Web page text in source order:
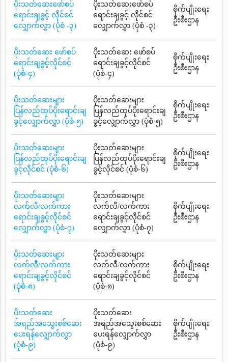
ပိုးသတ်ဆေးဖော်စပ်
ရောင်းချခွင့် လိုင်စင်
လျှောက်လွှာ (ပုံစံ -၃)
ပိုးသတ်ဆေးဖော်စပ်
ရောင်းချခွင့် လိုင်စင်
လျှောက်လွှာ (ပုံစံ -၃)
စိုက်ပျိုးရေး
ဦးစီးဌာန
ပိုးသတ်ဆေး ဖော်စပ်
ရောင်းချခွင့်လိုင်စင်
(ပုံစံ-၄)
ပိုးသတ်ဆေး ဖော်စပ်
ရောင်းချခွင့်လိုင်စင်
(ပုံစံ-၄)
စိုက်ပျိုးရေး
ဦးစီးဌာန
ပိုးသတ်ဆေးများ
ပြန်လည်ထုပ်ပိုးရောင်းချ
ခွင့်လျှောက်လွှာ (ပုံစံ-၅)
ပိုးသတ်ဆေးများ
ပြန်လည်ထုပ်ပိုးရောင်းချ
ခွင့်လျှောက်လွှာ (ပုံစံ-၅)
စိုက်ပျိုးရေး
ဦးစီးဌာန
ပိုးသတ်ဆေးများ
ပြန်လည်ထုပ်ပိုးရောင်းချ
ခွင့်လိုင်စင် (ပုံစံ-၆)
ပိုးသတ်ဆေးများ
ပြန်လည်ထုပ်ပိုးရောင်းချ
ခွင့်လိုင်စင် (ပုံစံ-၆)
စိုက်ပျိုးရေး
ဦးစီးဌာန
ပိုးသတ်ဆေးများ
လက်လီ/လက်ကား
ရောင်းချခွင့်လိုင်စင်
လျှောက်လွှာ (ပုံစံ-၇)
ပိုးသတ်ဆေးများ
လက်လီ/လက်ကား
ရောင်းချခွင့်လိုင်စင်
လျှောက်လွှာ (ပုံစံ-၇)
စိုက်ပျိုးရေး
ဦးစီးဌာန
ပိုးသတ်ဆေးများ
လက်လီ/လက်ကား
ရောင်းချခွင့်လိုင်စင်
(ပုံစံ-၈)
ပိုးသတ်ဆေးများ
လက်လီ/လက်ကား
ရောင်းချခွင့်လိုင်စင်
(ပုံစံ-၈)
စိုက်ပျိုးရေး
ဦးစီးဌာန
ပိုးသတ်ဆေး
အရည်အသွေးစစ်ဆေး
ပေးရန်လျှောက်လွှာ
(ပုံစံ-၉)
ပိုးသတ်ဆေး
အရည်အသွေးစစ်ဆေး
ပေးရန်လျှောက်လွှာ
(ပုံစံ-၉)
စိုက်ပျိုးရေး
ဦးစီးဌာန